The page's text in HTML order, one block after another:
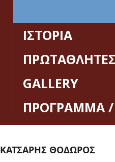
ΙΣΤΟΡΙΑ
ΠΡΩΤΑΘΛΗΤΕΣ
GALLERY
ΠΡΟΓΡΑΜΜΑ
ΚΑΤΣΑΡΗΣ ΘΟΔΩΡΟΣ